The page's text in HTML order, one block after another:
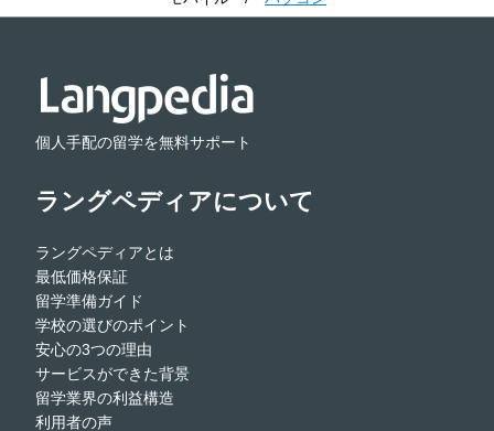
個人手配の留学を無料サポート
ラングペディアについて
ラングペディアとは
最低価格保証
留学準備ガイド
学校の選びのポイント
安心の3つの理由
サービスができた背景
留学業界の利益構造
利用者の声